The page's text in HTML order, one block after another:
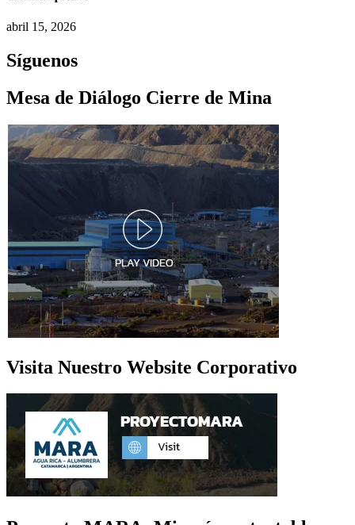
abril 15, 2026
Síguenos
Mesa de Diálogo Cierre de Mina
Visita Nuestro Website Corporativo